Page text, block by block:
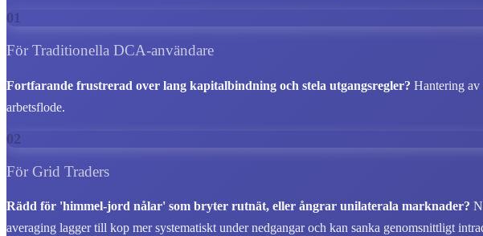
01
För Traditionella DCA-användare
Fortfarande frustrerad over lang kapitalbindning och stela utgangsregler? Hantering av
arbetsflode.
02
För Grid Traders
Rädd för 'himmel-jord nålar' som bryter rutnät, eller ångrar unilaterala marknader?
averaging lagger till kop mer systematiskt under nedgangar och kan sanka genomsnittligt